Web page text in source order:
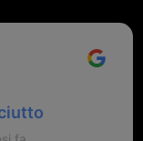
chiave era
la
bene il
un po',
era un terno
un mutuo